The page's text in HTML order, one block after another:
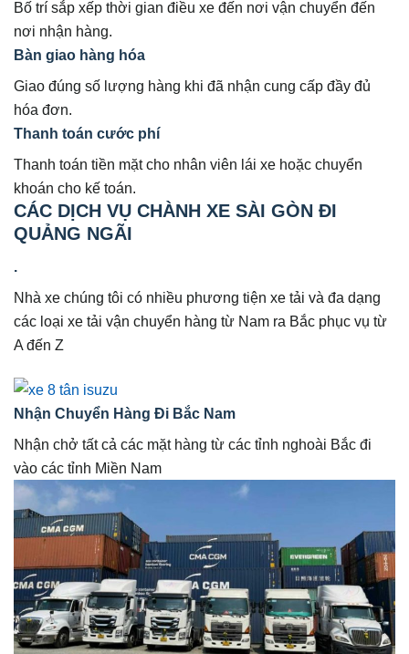
Bố trí sắp xếp thời gian điều xe đến nơi vận chuyển đến
nơi nhận hàng.
Bàn giao hàng hóa
Giao đúng số lượng hàng khi đã nhận cung cấp đầy đủ
hóa đơn.
Thanh toán cước phí
Thanh toán tiền mặt cho nhân viên lái xe hoặc chuyển
khoán cho kế toán.
CÁC DỊCH VỤ CHÀNH XE SÀI GÒN ĐI
QUẢNG NGÃI
.
Nhà xe chúng tôi có nhiều phương tiện xe tải và đa dạng
các loại xe tải vận chuyển hàng từ Nam ra Bắc phục vụ từ
A đến Z
Nhận Chuyển Hàng Đi Bắc Nam
Nhận chở tất cả các mặt hàng từ các tỉnh nghoài Bắc đi
vào các tỉnh Miền Nam